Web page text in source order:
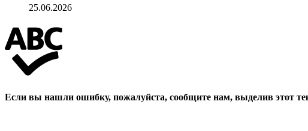
25.06.2026
Если вы нашли ошибку, пожалуйста, сообщите нам, выделив этот